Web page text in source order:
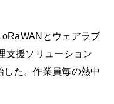
とウェアラブ
支援ソリューション
した。作業員毎の熱中